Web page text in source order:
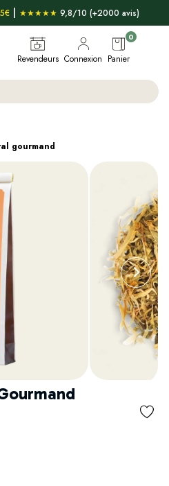
| ★★★★★ 9,8/10 (+2000 avis)
Revendeurs Connexion Panier
0
gourmand